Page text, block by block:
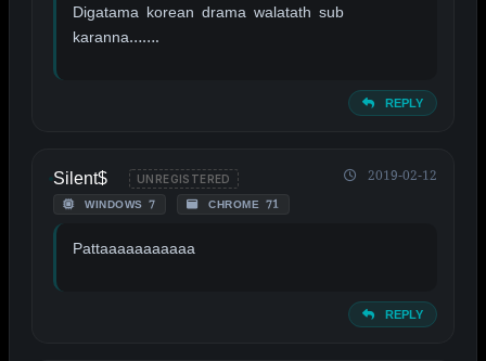
Digatama korean drama walatath sub
karanna…….
REPLY
Silent$ UNREGISTERED
WINDOWS 7 CHROME 71
2019-02-12
Pattaaaaaaaaaaa
REPLY